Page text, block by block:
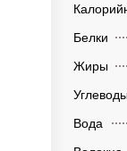
Белки
Жиры
Вода